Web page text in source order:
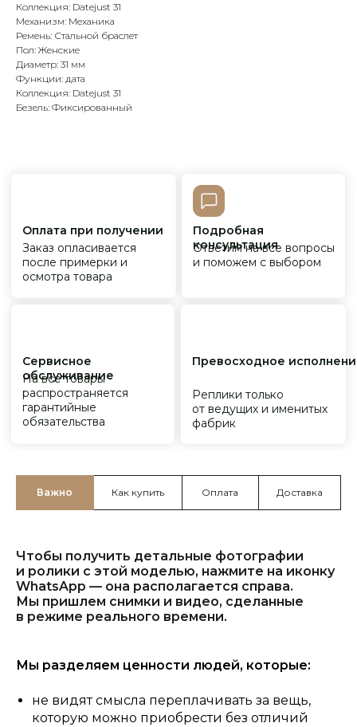
Коллекция: Datejust 31
Механизм: Механика
Ремень: Стальной браслет
Пол: Женские
Диаметр: 31 мм
Функции: дата
Коллекция: Datejust 31
Безель: Фиксированный
Сервисное
обслуживание
На все товары
распространяется
гарантийные
обязательства
Важно Как купить Оплата Доставка
Чтобы получить детальные фотографии
и ролики с этой моделью, нажмите на иконку
WhatsApp — она располагается справа.
Мы пришлем снимки и видео, сделанные
в режиме реального времени.
Мы разделяем ценности людей, которые:
не видят смысла переплачивать за вещь,
которую можно приобрести без отличий